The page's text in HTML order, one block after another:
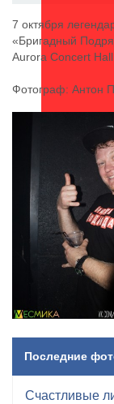
7 октября
«Бригадный
Aurora Concert
Фотограф: Антон
Последние
Счастливые